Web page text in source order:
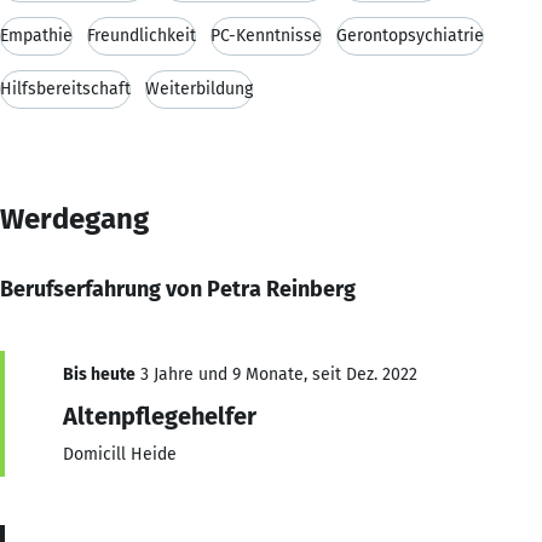
Empathie Freundlichkeit PC-Kenntnisse Gerontopsychiatrie
Hilfsbereitschaft Weiterbildung
Werdegang
Berufserfahrung von Petra Reinberg
Bis heute 3 Jahre und 9 Monate, seit Dez. 2022
Altenpflegehelfer
Domicill Heide